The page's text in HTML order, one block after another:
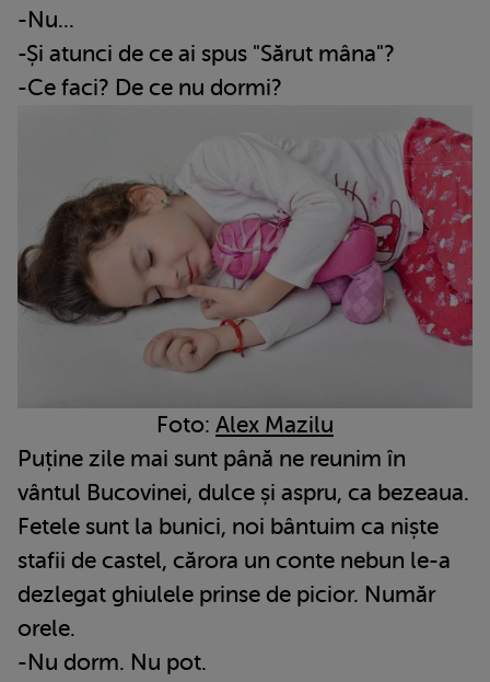
-Nu...
-Și atunci de ce ai spus "Sărut mâna"?
-Ce faci? De ce nu dormi?
Foto: Alex Mazilu
Puține zile mai sunt până ne reunim în
vântul Bucovinei, dulce și aspru, ca bezeaua.
Fetele sunt la bunici, noi bântuim ca niște
stafii de castel, cărora un conte nebun le-a
dezlegat ghiulele prinse de picior. Număr
orele.
-Nu dorm. Nu pot.